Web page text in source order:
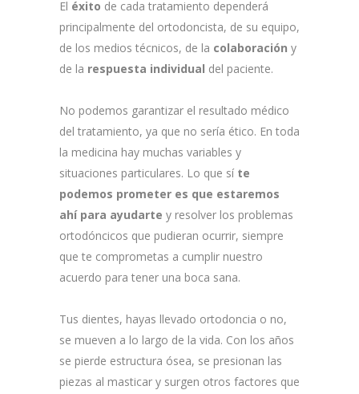
El éxito de cada tratamiento dependerá
principalmente del ortodoncista, de su equipo,
de los medios técnicos, de la colaboración y
de la respuesta individual del paciente.
No podemos garantizar el resultado médico
del tratamiento, ya que no sería ético. En toda
la medicina hay muchas variables y
situaciones particulares. Lo que sí te
podemos prometer es que estaremos
ahí para ayudarte y resolver los problemas
ortodóncicos que pudieran ocurrir, siempre
que te comprometas a cumplir nuestro
acuerdo para tener una boca sana.
Tus dientes, hayas llevado ortodoncia o no,
se mueven a lo largo de la vida. Con los años
se pierde estructura ósea, se presionan las
piezas al masticar y surgen otros factores que